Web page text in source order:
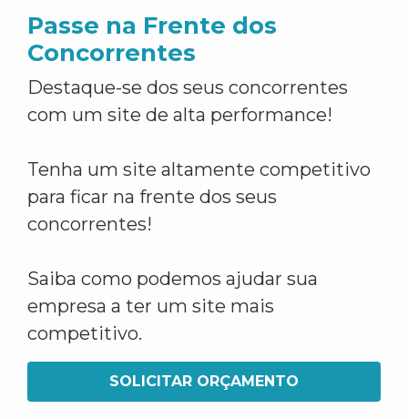
Passe na Frente dos
Concorrentes
Destaque-se dos seus concorrentes
com um site de alta performance!
Tenha um site altamente competitivo
para ficar na frente dos seus
concorrentes!
Saiba como podemos ajudar sua
empresa a ter um site mais
competitivo.
SOLICITAR ORÇAMENTO